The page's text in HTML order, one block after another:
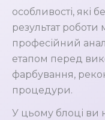
особливості, які
результат
професійний
етапом перед
фарбування,
процедури.
У цьому блоці ви